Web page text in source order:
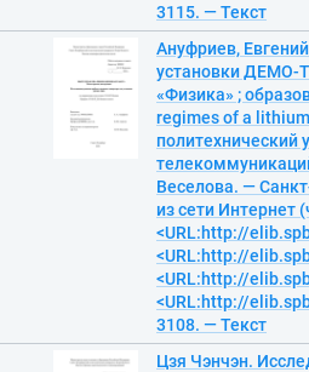
3115. — Текст
Ануфриев,
установки ДЕМО-
«Физика» ;
regimes of a
политехнический
Веселова. —
из сети Интернет
<URL:http://
<URL:http://
<URL:http://
<URL:http://
3108. — Текст
Цзя Чэнчэн.